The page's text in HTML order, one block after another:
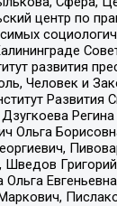
центр по
развития
Человек и